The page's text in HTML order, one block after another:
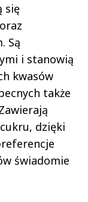
się
Są
i stanowią
kwasów
także
dzięki
świadomie